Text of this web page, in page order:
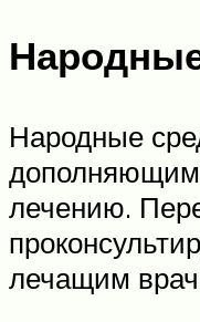
Народные
лечению.
лечащим